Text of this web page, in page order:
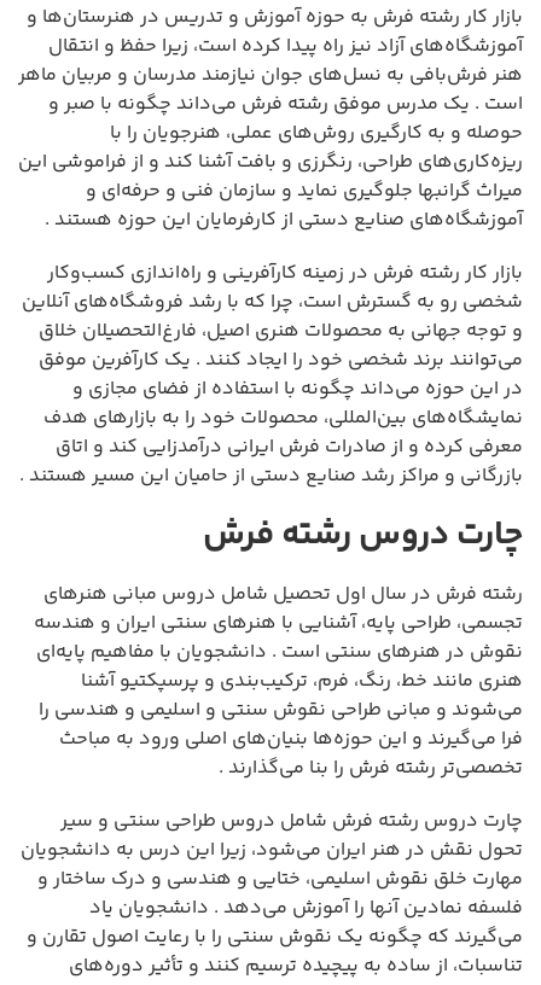
بازار کار رشته فرش به حوزه آموزش و تدریس در هنرستان‌ها و
آموزشگاه‌های آزاد نیز راه پیدا کرده است، زیرا حفظ و انتقال
هنر فرش‌بافی به نسل‌های جوان نیازمند مدرسان و مربیان ماهر
است . یک مدرس موفق رشته فرش می‌داند چگونه با صبر و
حوصله و به کارگیری روش‌های عملی، هنرجویان را با
ریزه‌کاری‌های طراحی، رنگرزی و بافت آشنا کند و از فراموشی این
میراث گرانبها جلوگیری نماید و سازمان فنی و حرفه‌ای و
آموزشگاه‌های صنایع دستی از کارفرمایان این حوزه هستند .
بازار کار رشته فرش در زمینه کارآفرینی و راه‌اندازی کسب‌وکار
شخصی رو به گسترش است، چرا که با رشد فروشگاه‌های آنلاین
و توجه جهانی به محصولات هنری اصیل، فارغ‌التحصیلان خلاق
می‌توانند برند شخصی خود را ایجاد کنند . یک کارآفرین موفق
در این حوزه می‌داند چگونه با استفاده از فضای مجازی و
نمایشگاه‌های بین‌المللی، محصولات خود را به بازارهای هدف
معرفی کرده و از صادرات فرش ایرانی درآمدزایی کند و اتاق
بازرگانی و مراکز رشد صنایع دستی از حامیان این مسیر هستند .
چارت دروس رشته فرش
رشته فرش در سال اول تحصیل شامل دروس مبانی هنرهای
تجسمی، طراحی پایه، آشنایی با هنرهای سنتی ایران و هندسه
نقوش در هنرهای سنتی است . دانشجویان با مفاهیم پایه‌ای
هنری مانند خط، رنگ، فرم، ترکیب‌بندی و پرسپکتیو آشنا
می‌شوند و مبانی طراحی نقوش سنتی و اسلیمی و هندسی را
فرا می‌گیرند و این حوزه‌ها بنیان‌های اصلی ورود به مباحث
تخصصی‌تر رشته فرش را بنا می‌گذارند .
چارت دروس رشته فرش شامل دروس طراحی سنتی و سیر
تحول نقش در هنر ایران می‌شود، زیرا این درس به دانشجویان
مهارت خلق نقوش اسلیمی، ختایی و هندسی و درک ساختار و
فلسفه نمادین آنها را آموزش می‌دهد . دانشجویان یاد
می‌گیرند که چگونه یک نقوش سنتی را با رعایت اصول تقارن و
تناسبات، از ساده به پیچیده ترسیم کنند و تأثیر دوره‌های